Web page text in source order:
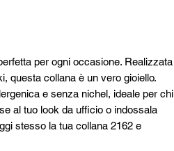
per ogni occasione. Realizzata
questa collana è un vero gioiello.
e senza nichel, ideale per chi
al tuo look da ufficio o indossala
stesso la tua collana 2162 e